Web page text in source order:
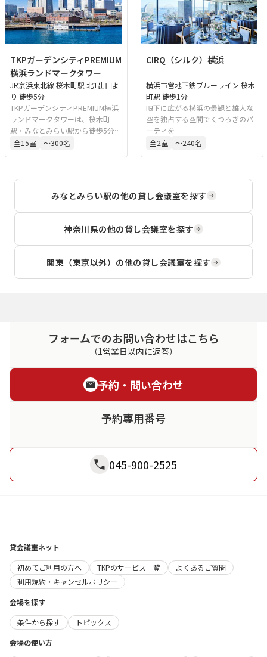
TKPガーデンシティPREMIUM
横浜ランドマークタワー
JR京浜東北線 桜木町駅 北1出口よ
り 徒歩5分
TKPガーデンシティPREMIUM横浜
ランドマークタワーは、桜木町
駅・みなとみらい駅から徒歩5分の
好立地にある会議室施設です。地
会、パーティーなど多目的にご利
用いただけます。
全15室 〜300名
CIRQ（シルク）横浜
横浜市営地下鉄ブルーライン 桜木
町駅 徒歩1分
眼下に広がる横浜の景観と雄大な
空を独占する空間でくつろぎのパ
ーティを
全2室 〜240名
みなとみらい駅の他の貸し会議室を探す
神奈川県の他の貸し会議室を探す
関東（東京以外） の他の貸し会議室を探す
フォームでのお問い合わせはこちら
（1営業日以内に返答）
予約・問い合わせ
予約専用番号
045-900-2525
貸会議室ネット
初めてご利用の方へ
TKPのサービス一覧
よくあるご質問
利用規約・キャンセルポリシー
会場を探す
条件から探す
トピックス
会場の使い方